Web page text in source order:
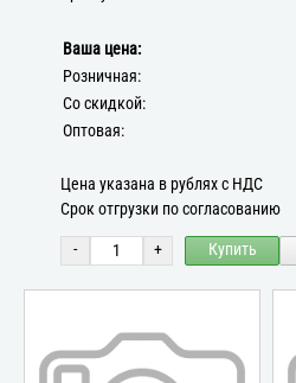
Ваша цена:
Розничная:
Со скидкой:
Оптовая:
Цена указана в рублях с НДС
Срок отгрузки по согласованию
- + Купить